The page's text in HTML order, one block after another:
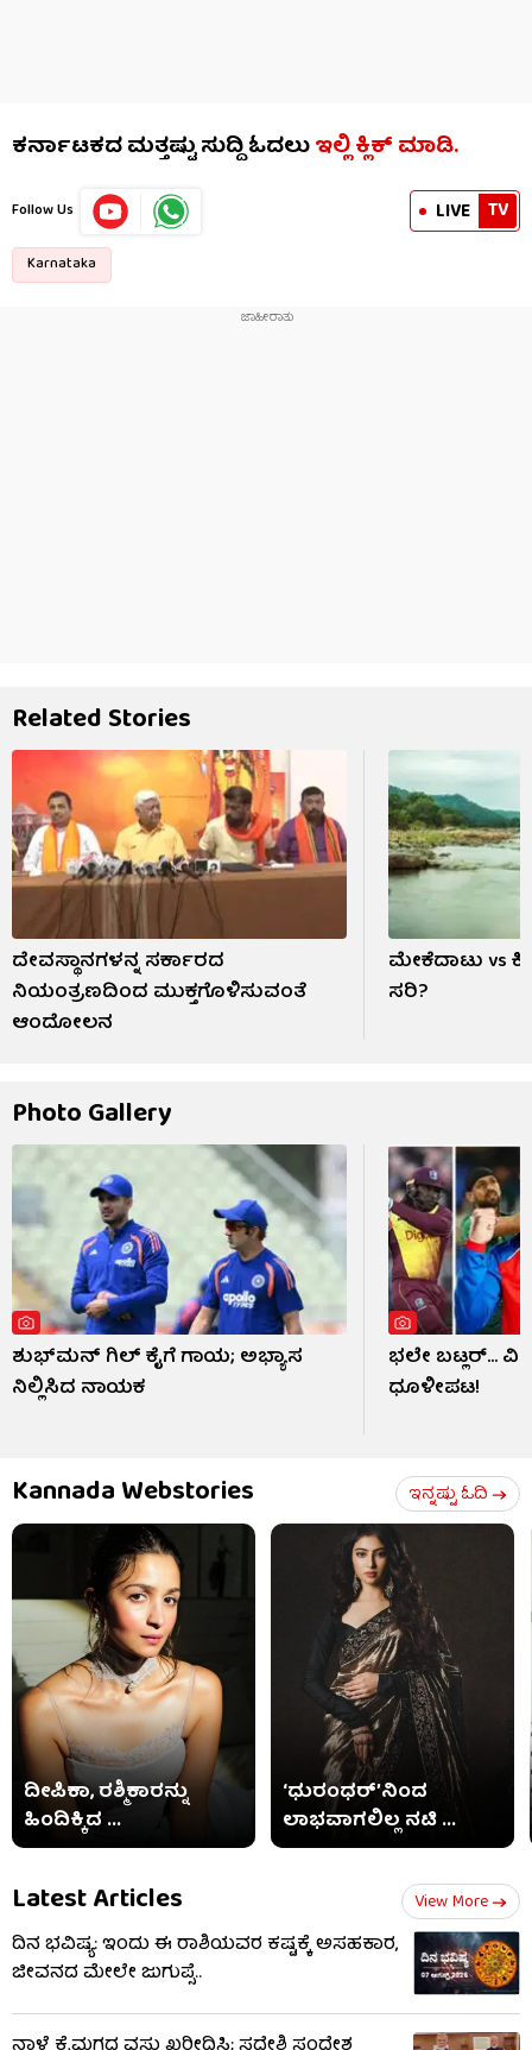
ಕರ್ನಾಟಕದ ಮತ್ತಷ್ಟು ಸುದ್ದಿ ಓದಲುಇಲ್ಲಿ ಕ್ಲಿಕ್​​ ಮಾಡಿ.
Follow Us LIVE TV
Karnataka
Related Stories
ದೇವಸ್ಥಾನಗಳನ್ನ ಸರ್ಕಾರದ
ನಿಯಂತ್ರಣದಿಂದ ಮುಕ್ತಗೊಳಿಸುವಂತೆ
ಆಂದೋಲನ
ಮೇಕೆದಾಟು vs
ಸರಿ?
Photo Gallery
ಶುಭ್​ಮನ್ ಗಿಲ್ ಕೈಗೆ ಗಾಯ; ಅಭ್ಯಾಸ
ನಿಲ್ಲಿಸಿದ ನಾಯಕ
ಭಲೇ ಬಟ್ಲರ್...
ಧೂಳೀಪಟ!
Kannada Webstories ಇನ್ನಷ್ಟು ಓದಿ
ದೀಪಿಕಾ, ರಶ್ಮಿಕಾರನ್ನು
ಹಿಂದಿಕ್ಕಿದ ...
‘ಧುರಂಧರ್’ನಿಂದ
ಲಾಭವಾಗಲಿಲ್ಲ ನಟಿ ...
Latest Articles View More
ದಿನ ಭವಿಷ್ಯ: ಇಂದು ಈ ರಾಶಿಯವರ ಕಷ್ಟಕ್ಕೆ ಅಸಹಕಾರ,
ಜೀವನದ ಮೇಲೇ ಜುಗುಪ್ಸೆ..